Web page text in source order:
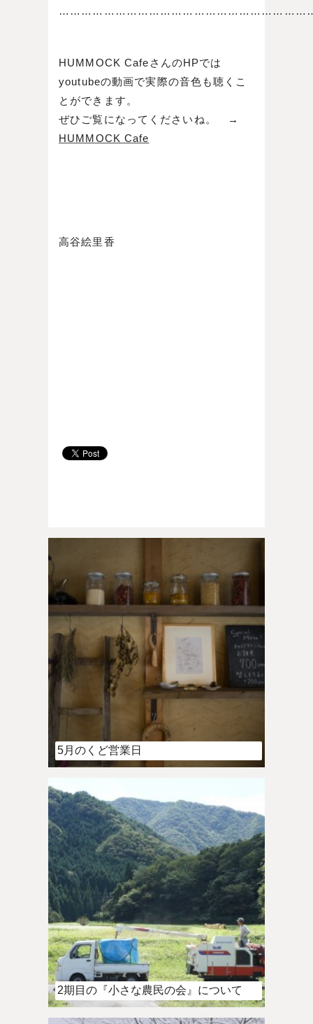
HUMMOCK CafeさんのHPでは
youtubeの動画で実際の音色も聴くこ
とができます。
ぜひご覧になってくださいね。 →
HUMMOCK Cafe
高谷絵里香
5月のくど営業日
2期目の『小さな農民の会』について